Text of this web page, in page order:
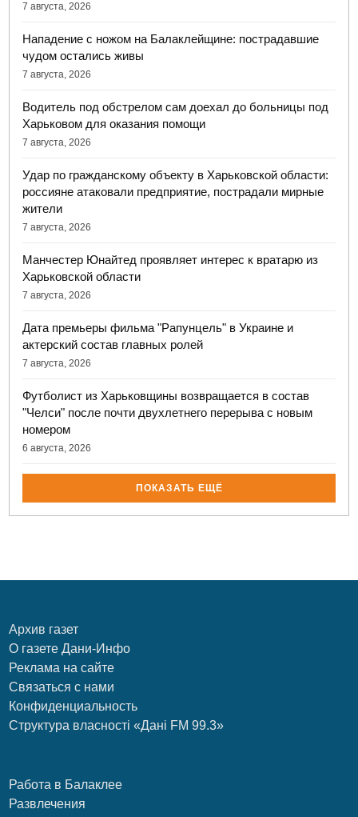
7 августа, 2026
Нападение с ножом на Балаклейщине: пострадавшие
чудом остались живы
7 августа, 2026
Водитель под обстрелом сам доехал до больницы под
Харьковом для оказания помощи
7 августа, 2026
Удар по гражданскому объекту в Харьковской области:
россияне атаковали предприятие, пострадали мирные
жители
7 августа, 2026
Манчестер Юнайтед проявляет интерес к вратарю из
Харьковской области
7 августа, 2026
Дата премьеры фильма "Рапунцель" в Украине и
актерский состав главных ролей
7 августа, 2026
Футболист из Харьковщины возвращается в состав
"Челси" после почти двухлетнего перерыва с новым
номером
6 августа, 2026
ПОКАЗАТЬ ЕЩЁ
Архив газет
О газете Дани-Инфо
Реклама на сайте
Связаться с нами
Конфиденциальность
Структура власності «Дані FM 99.3»
Работа в Балаклее
Развлечения